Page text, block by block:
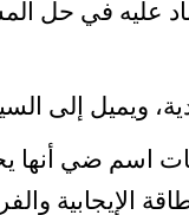
عليه في حل
ويميل إلى
اسم ضي أنها
الإيجابية